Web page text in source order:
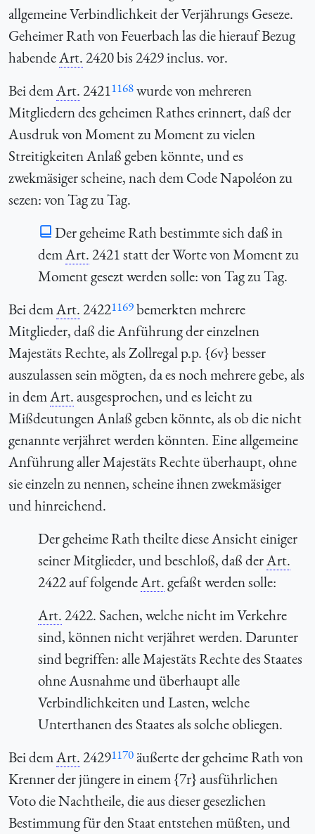
allgemeine Verbindlichkeit der Verjährungs Geseze.
Geheimer Rath von Feuerbach las die hierauf Bezug
habendeArt.2420 bis 2429 inclus. vor.
Bei demArt.24211168wurde von mehreren
Mitgliedern des geheimen Rathes erinnert, daß der
Ausdruk von Moment zu Momentzu vielen
Streitigkeiten Anlaß geben könnte, und es
zwekmäsiger scheine, nach dem Code Napoléon zu
sezen: von Tag zu Tag.
Der geheime Rath bestimmte sich daß in
demArt.2421 statt der Worte vonMoment zu
Momentgesezt werden solle: von Tag zu Tag.
Bei demArt.24221169bemerkten mehrere
Mitglieder, daß die Anführung der einzelnen
Majestäts Rechte, als Zollregal p.p. {6v} besser
auszulassen sein mögten, da es noch mehrere gebe, als
in demArt.ausgesprochen, und es leicht zu
Mißdeutungen Anlaß geben könnte, als ob die nicht
genannte verjähret werden könnten. Eine allgemeine
Anführung aller Majestäts Rechte überhaupt, ohne
sie einzeln zu nennen, scheine ihnen zwekmäsiger
und hinreichend.
Der geheime Rath theilte diese Ansicht einiger
seiner Mitglieder, und beschloß, daß derArt.
2422 auf folgendeArt.gefaßt werden solle:
Art.2422. Sachen, welche nicht im Verkehre
sind, können nicht verjähret werden. Darunter
sind begriffen: alle Majestäts Rechte des Staates
ohne Ausnahme und überhaupt alle
Verbindlichkeiten und Lasten, welche
Unterthanen des Staates als solche obliegen.
Bei demArt.24291170äußerte der geheime Rath von
Krenner der jüngere in einem {7r} ausführlichen
Voto die Nachtheile, die aus dieser gesezlichen
Bestimmung für den Staat entstehen müßten, und